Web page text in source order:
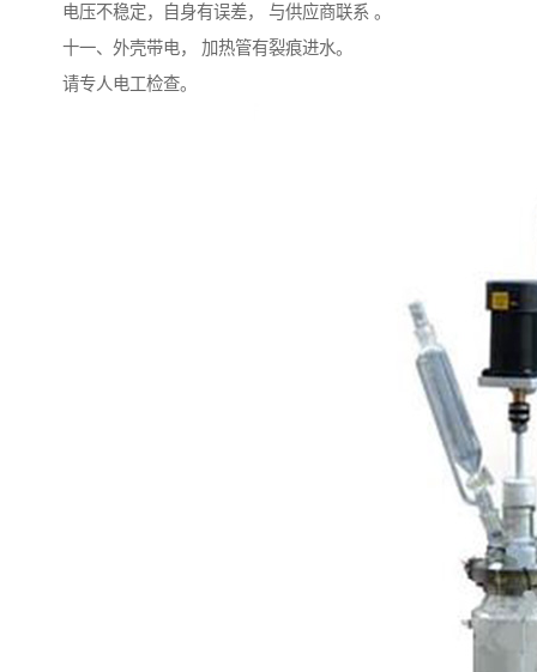
电压不稳定，自身有误差， 与供应商联系 。
十一、外壳带电， 加热管有裂痕进水。
请专人电工检查。